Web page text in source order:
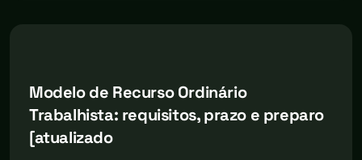
Modelo de Recurso Ordinário
Trabalhista: requisitos, prazo e preparo
[atualizado